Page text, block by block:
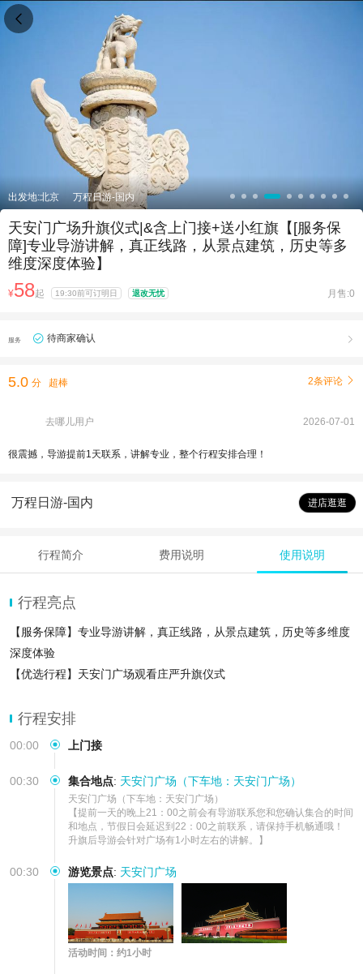
出发地:北京 万程日游-国内
天安门广场升旗仪式|&含上门接+送小红旗【[服务保
障]专业导游讲解，真正线路，从景点建筑，历史等多
维度深度体验】
¥58起 19:30前可订明日 退改无忧 月售:0
服务 待商家确认 
5.0 分 超棒 2条评论 
去哪儿用户 2026-07-01
很震撼，导游提前1天联系，讲解专业，整个行程安排合理！
万程日游-国内 进店逛逛
行程简介 费用说明 使用说明
行程亮点
【服务保障】专业导游讲解，真正线路，从景点建筑，历史等多维度
深度体验
【优选行程】天安门广场观看庄严升旗仪式
行程安排
00:00 上门接
00:30 集合地点: 天安门广场（下车地：天安门广场）
天安门广场（下车地：天安门广场）
【提前一天的晚上21：00之前会有导游联系您和您确认集合的时间
和地点，节假日会延迟到22：00之前联系，请保持手机畅通哦！
升旗后导游会针对广场有1小时左右的讲解。】
00:30 游览景点: 天安门广场
活动时间：约1小时
